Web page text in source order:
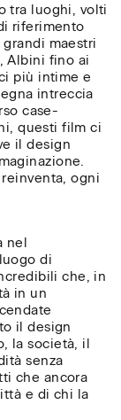
tra luoghi, volti
riferimento
maestri
Albini fino ai
più intime e
intreccia
case-
questi film ci
il design
ogni
nel
di
che, in
in un
il design
la società, il
senza
che ancora
e di chi la